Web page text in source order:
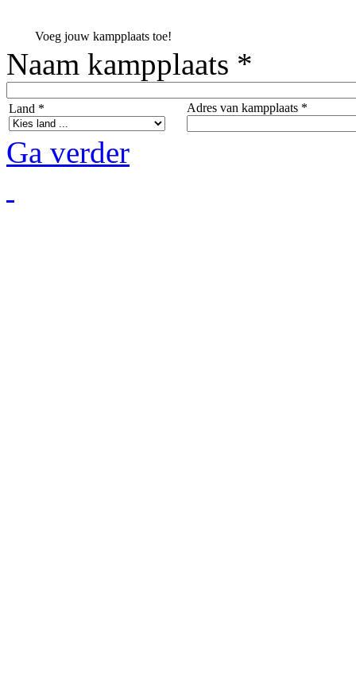
Voeg jouw kampplaats toe!
Naam kampplaats *
Land * Adres van kampplaats *
Ga verder